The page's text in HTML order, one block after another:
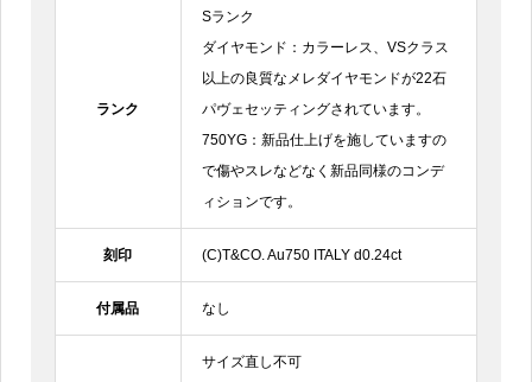
ランク
Sランク
ダイヤモンド：カラーレス、VSクラス
以上の良質なメレダイヤモンドが22石
パヴェセッティングされています。
750YG：新品仕上げを施していますの
で傷やスレなどなく新品同様のコンデ
ィションです。
刻印 (C)T&CO. Au750 ITALY d0.24ct
付属品 なし
サイズ直し不可